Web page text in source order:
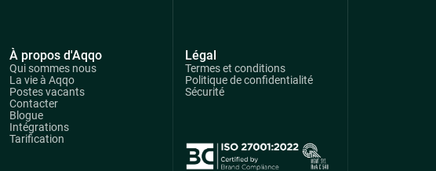
À propos d'Aqqo
Qui sommes nous
La vie à Aqqo
Postes vacants
Contacter
Blogue
Intégrations
Tarification
Légal
Termes et conditions
Politique de confidentialité
Sécurité